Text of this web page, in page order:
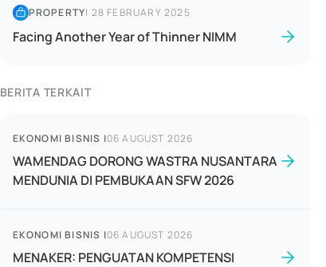
PROPERTY| 28 FEBRUARY 2025
Facing Another Year of Thinner NIMM
BERITA TERKAIT
EKONOMI BISNIS |06 AUGUST 2026
WAMENDAG DORONG WASTRA NUSANTARA
MENDUNIA DI PEMBUKAAN SFW 2026
EKONOMI BISNIS |06 AUGUST 2026
MENAKER: PENGUATAN KOMPETENSI